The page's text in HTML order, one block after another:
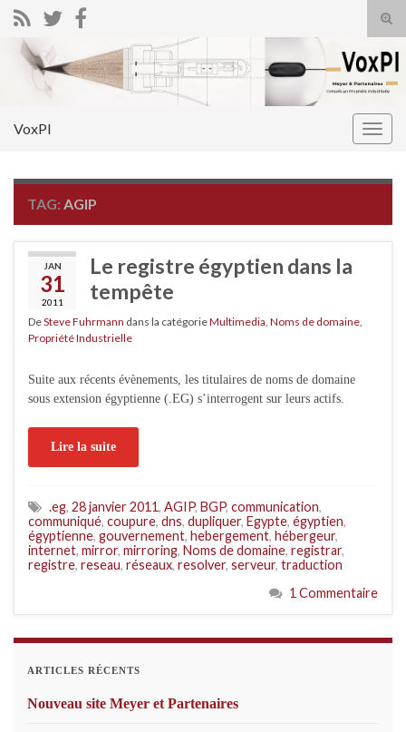
Search for:
VoxPI
TAG: AGIP
JAN
31
2011
Le registre égyptien dans la
tempête
DeSteve Fuhrmann dans la catégorieMultimedia Noms de domaine
Propriété Industrielle
Suite aux récents évènements, les titulaires de noms de domaine
sous extension égyptienne (.EG) s’interrogent sur leurs actifs.
Lire la suite
.eg, 28 janvier 2011, AGIP, BGP, communication,
communiqué, coupure, dns, dupliquer, Egypte, égyptien,
égyptienne, gouvernement, hebergement, hébergeur,
internet, mirror, mirroring, Noms de domaine, registrar,
registre, reseau, réseaux, resolver, serveur, traduction
1 Commentaire
ARTICLES RÉCENTS
Nouveau site Meyer et Partenaires